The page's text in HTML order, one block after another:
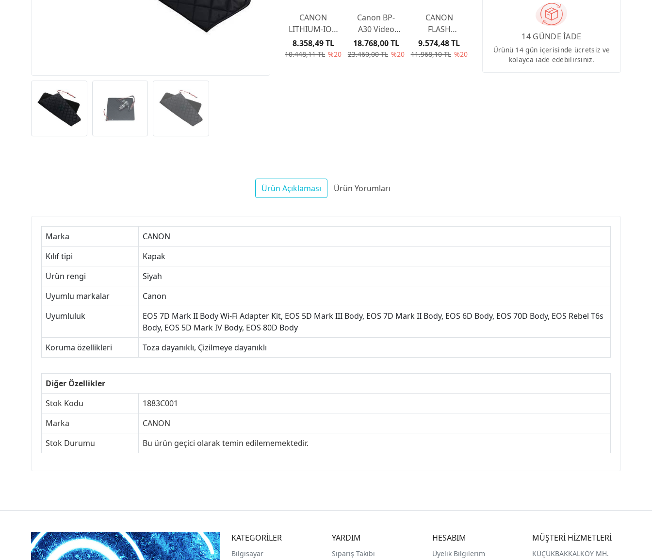
CANON
LITHIUM-ION
BATTERY
PACK LP-EL
10.448,11 TL %20
8.358,49 TL
Canon BP-
A30 Video
Kamera
Bataryası
23.460,00 TL %20
18.768,00 TL
CANON
FLASH
SPEEDLITE
EL-100
11.968,10 TL %20
9.574,48 TL
14 GÜNDE İADE
Ürünü 14 gün içerisinde ücretsiz ve
kolayca iade edebilirsiniz.
Ürün Açıklaması Ürün Yorumları
Marka
CANON
Kılıf tipi
Kapak
Ürün rengi
Siyah
Uyumlu markalar
Canon
Uyumluluk
EOS 7D Mark II Body Wi-Fi Adapter Kit, EOS 5D Mark III Body, EOS 7D Mark II Body, EOS 6D Body, EOS 70D Body, EOS Rebel T6s
Body, EOS 5D Mark IV Body, EOS 80D Body
Koruma özellikleri
Toza dayanıklı, Çizilmeye dayanıklı
Diğer Özellikler
Stok Kodu
1883C001
Marka
CANON
Stok Durumu
Bu ürün geçici olarak temin edilememektedir.
KATEGORİLER
Bilgisayar
YARDIM
Sipariş Takibi
HESABIM
Üyelik Bilgilerim
MÜŞTERİ HİZMETLERİ
KÜÇÜKBAKKALKÖY MH.